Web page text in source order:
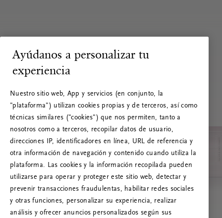
RITUALS 500
¡Vaya! Error de servidor
Ayúdanos a personalizar tu
experiencia
Nuestro sitio web, App y servicios (en conjunto, la
"plataforma") utilizan cookies propias y de terceros, así como
técnicas similares ("cookies") que nos permiten, tanto a
nosotros como a terceros, recopilar datos de usuario,
direcciones IP, identificadores en línea, URL de referencia y
otra información de navegación y contenido cuando utiliza la
plataforma. Las cookies y la información recopilada pueden
utilizarse para operar y proteger este sitio web, detectar y
prevenir transacciones fraudulentas, habilitar redes sociales
y otras funciones, personalizar su experiencia, realizar
análisis y ofrecer anuncios personalizados según sus